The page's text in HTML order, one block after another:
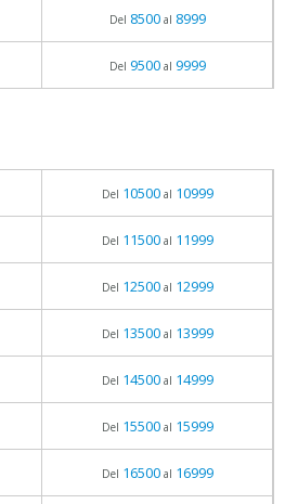
Del 8500al 8999
Del 9500al 9999
Del 10500al 10999
Del 11500al 11999
Del 12500al 12999
Del 13500al 13999
Del 14500al 14999
Del 15500al 15999
Del 16500al 16999